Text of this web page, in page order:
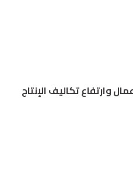
وارتفاع تكاليف الإنتاج